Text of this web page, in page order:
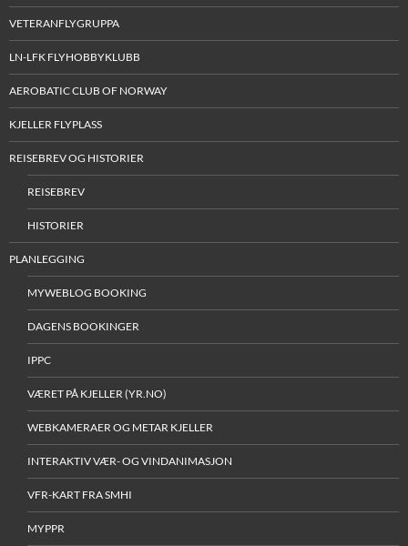
VETERANFLYGRUPPA
LN-LFK FLYHOBBYKLUBB
AEROBATIC CLUB OF NORWAY
KJELLER FLYPLASS
REISEBREV OG HISTORIER
REISEBREV
HISTORIER
PLANLEGGING
MYWEBLOG BOOKING
DAGENS BOOKINGER
IPPC
VÆRET PÅ KJELLER (YR.NO)
WEBKAMERAER OG METAR KJELLER
INTERAKTIV VÆR- OG VINDANIMASJON
VFR-KART FRA SMHI
MYPPR